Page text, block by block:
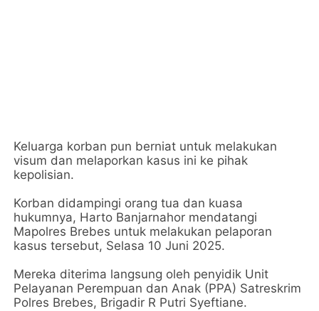
Keluarga korban pun berniat untuk melakukan
visum dan melaporkan kasus ini ke pihak
kepolisian.
Korban didampingi orang tua dan kuasa
hukumnya, Harto Banjarnahor mendatangi
Mapolres Brebes untuk melakukan pelaporan
kasus tersebut, Selasa 10 Juni 2025.
Mereka diterima langsung oleh penyidik Unit
Pelayanan Perempuan dan Anak (PPA) Satreskrim
Polres Brebes, Brigadir R Putri Syeftiane.